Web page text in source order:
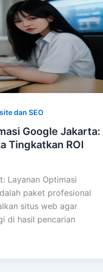
dan SEO
Google Jakarta:
Tingkatkan ROI
Layanan Optimasi
paket profesional
situs web agar
di hasil pencarian